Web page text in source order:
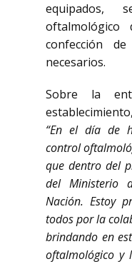
equipados,
confección
necesarios.
Sobre la
establecimiento,
“En el día de
control
que dentro del
del Ministerio
Nación. Estoy
todos por la
brindando en
oftalmológico y